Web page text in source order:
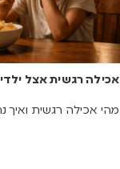
אכילה רגשית אצל
מהי אכילה רגשית ואיך